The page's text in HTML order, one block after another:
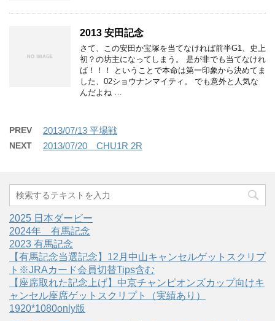
2013 安田記念
さて、この安田か宝塚を当てなければ前半G1、史上
初？の坊主になってしまう。 是が非でも当てなけれ
ば！！！ ということで本命は第一印象から決めてま
した、02ショウナンマイティ。 でも意外と人気な
んだよね …
PREV 2013/07/13 平場戦
NEXT 2013/07/20 CHU1R 2R
2025 日本ダービー
2024年 有馬記念
2023 有馬記念
【有馬記念当選記念】12月中山キャンセルゲットスクリプ
ト※JRAカード会員切替Tips含む
【座席取れた記念上げ】中京チャンピオンズカップ向けキ
ャンセル座席ゲットスクリプト（実績あり）
1920*1080only版